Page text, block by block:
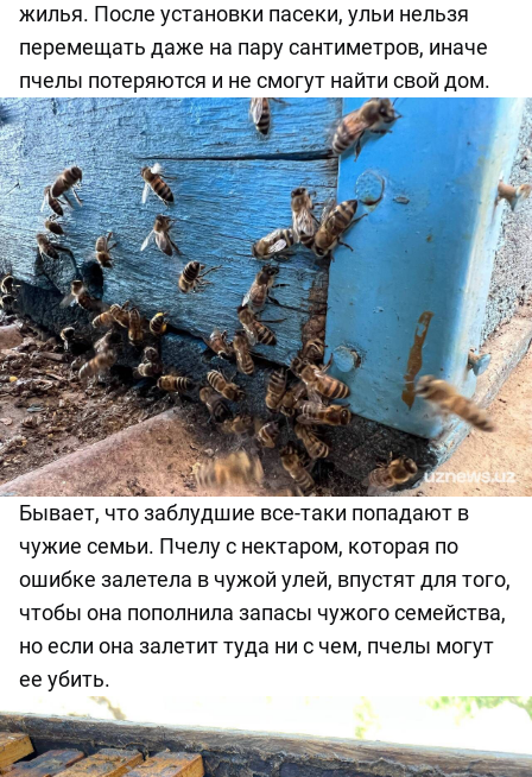
жилья. После установки пасеки, ульи нельзя
перемещать даже на пару сантиметров, иначе
пчелы потеряются и не смогут найти свой дом.
Бывает, что заблудшие все-таки попадают в
чужие семьи. Пчелу с нектаром, которая по
ошибке залетела в чужой улей, впустят для того,
чтобы она пополнила запасы чужого семейства,
но если она залетит туда ни с чем, пчелы могут
ее убить.